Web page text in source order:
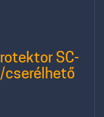
SC-
cserélhető